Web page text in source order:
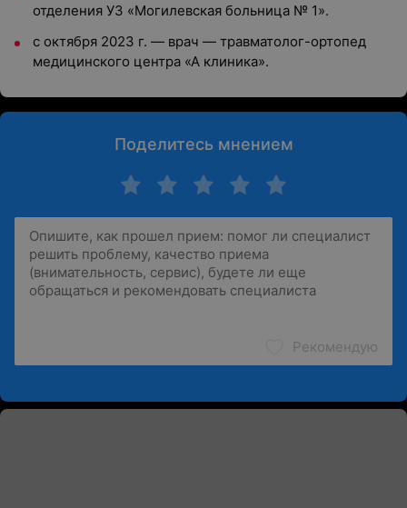
отделения УЗ «Могилевская больница № 1».
с октября 2023 г. — врач — травматолог-ортопед
медицинского центра «А клиника».
Поделитесь мнением
Рекомендую